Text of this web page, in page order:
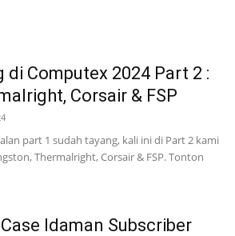
Computex 2024 Part 2 :
Corsair & FSP
part 1 sudah tayang, kali ini di Part 2 kami
Thermalright, Corsair & FSP. Tonton
Idaman Subscriber